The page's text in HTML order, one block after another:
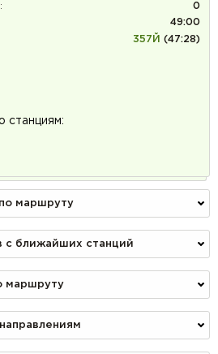
0
49:00
357Й (47:28)
станциям:
маршруту
с ближайших станций
маршруту